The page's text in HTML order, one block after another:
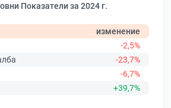
Показатели за 2024 г.
изменение
-2,5%
-23,7%
-6,7%
+39,7%